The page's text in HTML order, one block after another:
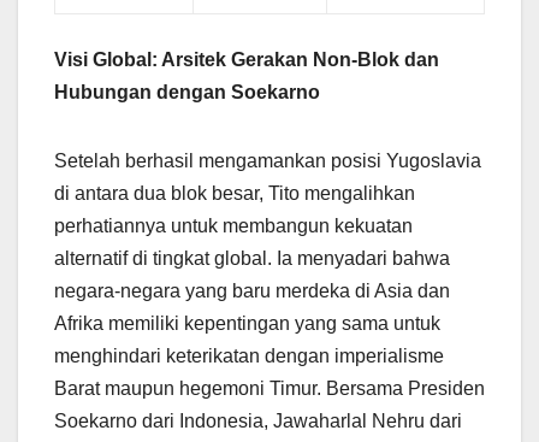
Visi Global: Arsitek Gerakan Non-Blok dan
Hubungan dengan Soekarno
Setelah berhasil mengamankan posisi Yugoslavia
di antara dua blok besar, Tito mengalihkan
perhatiannya untuk membangun kekuatan
alternatif di tingkat global. Ia menyadari bahwa
negara-negara yang baru merdeka di Asia dan
Afrika memiliki kepentingan yang sama untuk
menghindari keterikatan dengan imperialisme
Barat maupun hegemoni Timur. Bersama Presiden
Soekarno dari Indonesia, Jawaharlal Nehru dari